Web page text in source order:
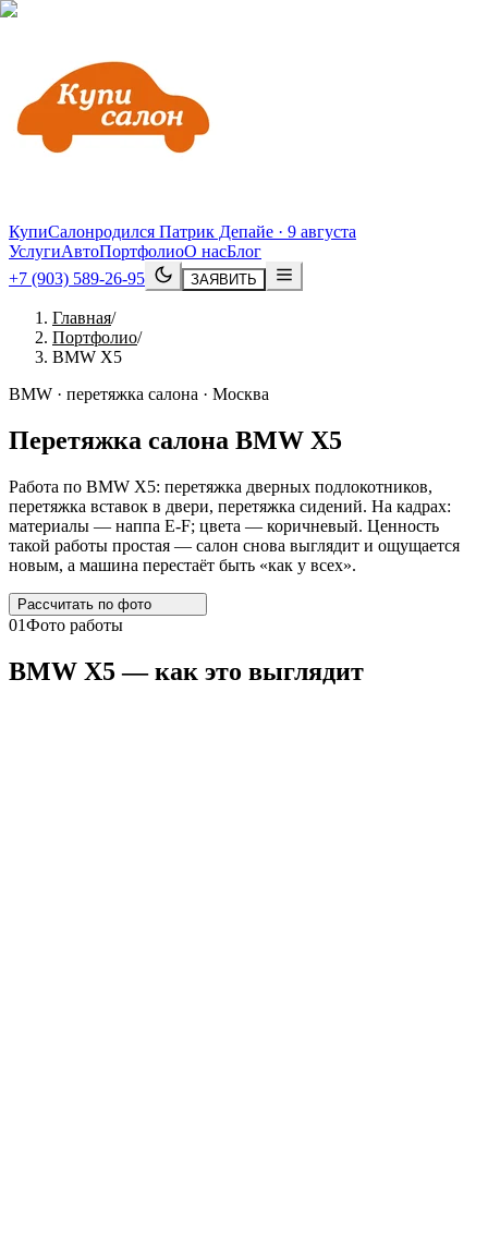
КупиСалонродился Патрик Депайе · 9 августа
УслугиАвтоПортфолиоО насБлог
+7 (903) 589-26-95
ЗАЯВИТЬ
Главная/
Портфолио/
BMW X5
BMW · перетяжка салона · Москва
Перетяжка салона BMW X5
Работа по BMW X5: перетяжка дверных подлокотников,
перетяжка вставок в двери, перетяжка сидений. На кадрах:
материалы — наппа E-F; цвета — коричневый. Ценность
такой работы простая — салон снова выглядит и ощущается
новым, а машина перестаёт быть «как у всех».
Рассчитать по фото
01Фото работы
BMW X5— как это выглядит